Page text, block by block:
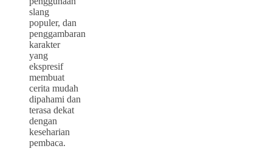
slang
populer, dan
penggambaran
karakter
yang
ekspresif
membuat
cerita mudah
dipahami dan
terasa dekat
dengan
keseharian
pembaca.